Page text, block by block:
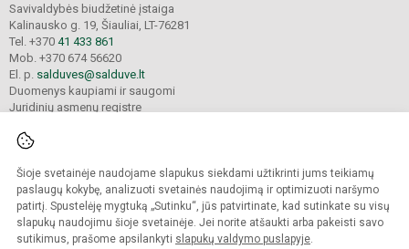
Šioje svetainėje naudojame slapukus siekdami užtikrinti jums teikiamų
paslaugų kokybę, analizuoti svetainės naudojimą ir optimizuoti naršymo
patirtį. Spustelėję mygtuką „Sutinku“, jūs patvirtinate, kad sutinkate su visų
slapukų naudojimu šioje svetainėje. Jei norite atšaukti arba pakeisti savo
sutikimus, prašome apsilankyti slapukų valdymo puslapyje.
Savivaldybės biudžetinė įstaiga
Kalinausko g. 19, Šiauliai, LT-76281
Tel. +370 41 433 861
Mob. +370 674 56620
El. p. salduves@salduve.lt
Duomenys kaupiami ir saugomi
Juridinių asmenų registre
© 2026. Šiaulių Salduvės progimnazija. Visos teisės saugomos.
Kopijuoti turinį be raštiško įstaigos administracijos sutikimo griežtai draudžiama.